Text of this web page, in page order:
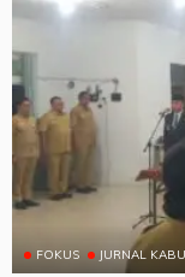
FOKUS JURNAL